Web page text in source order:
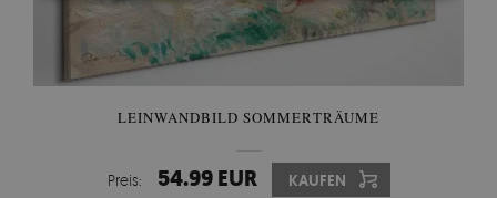
LEINWANDBILD SOMMERTRÄUME
Preis: 54.99 EUR KAUFEN